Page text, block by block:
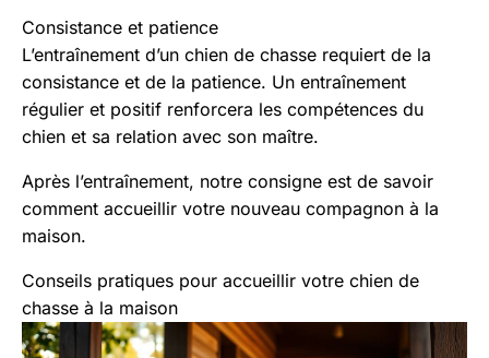
Consistance et patience
L’entraînement d’un chien de chasse requiert de la
consistance et de la patience. Un entraînement
régulier et positif renforcera les compétences du
chien et sa relation avec son maître.
Après l’entraînement, notre consigne est de savoir
comment accueillir votre nouveau compagnon à la
maison.
Conseils pratiques pour accueillir votre chien de
chasse à la maison